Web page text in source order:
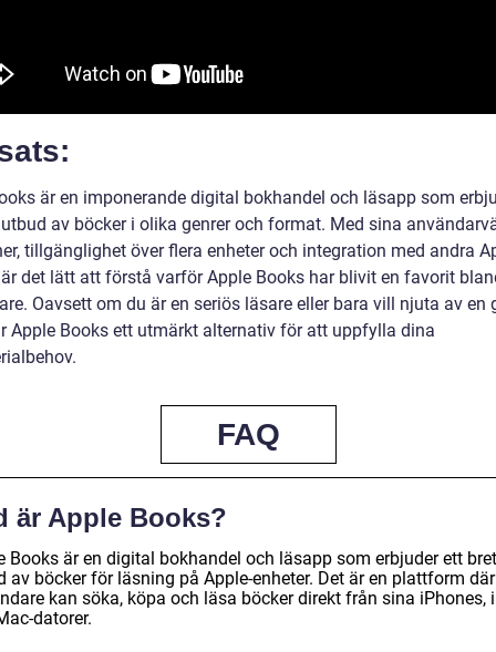
är en imponerande digital bokhandel och läsapp som
av böcker i olika genrer och format. Med sina
tillgänglighet över flera enheter och integration med andra
det lätt att förstå varför Apple Books har blivit en favorit
Oavsett om du är en seriös läsare eller bara vill njuta av en
Apple Books ett utmärkt alternativ för att uppfylla dina
FAQ
är Apple Books?
Books är en digital bokhandel och läsapp som erbjuder ett
av böcker för läsning på Apple-enheter. Det är en plattform där
kan söka, köpa och läsa böcker direkt från sina iPhones,
datorer.